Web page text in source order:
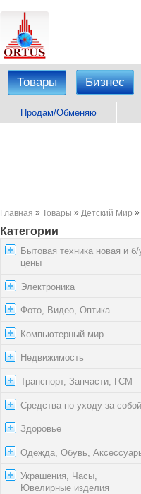
Товары Бизнес
Продам/Обменяю
Главная » Товары » Детский Мир »
Категории
Бытовая техника новая и б/
цены
Электроника
Фото, Видео, Оптика
Компьютерный мир
Недвижимость
Транспорт, Запчасти, ГСМ
Средства по уходу за собой
Здоровье
Одежда, Обувь,
Украшения, Часы,
Ювелирные изделия